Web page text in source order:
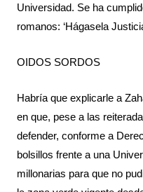
Universidad. Se ha
romanos: ‘Hágasela
OIDOS SORDOS
Habría que explicarle a
en que, pese a las
defender, conforme a
bolsillos frente a una
millonarias para que no